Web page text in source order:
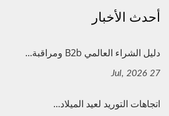
أحدث الأخبار
دليل الشراء العالمي B2b ومراقبة...
27 Jul, 2026
اتجاهات التوريد لعيد الميلاد...